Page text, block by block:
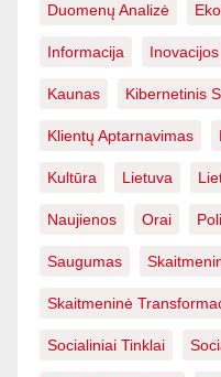
Duomenų Analizė
Informacija Inovacijos
Kaunas Kibernetinis
Klientų Aptarnavimas
Kultūra Lietuva
Naujienos Orai
Saugumas
Skaitmeninė
Socialiniai Tinklai